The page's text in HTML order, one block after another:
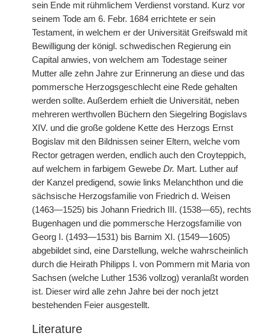
sein Ende mit rühmlichem Verdienst vorstand. Kurz vor
seinem Tode am 6. Febr. 1684 errichtete er sein
Testament, in welchem er der Universität Greifswald mit
Bewilligung der königl. schwedischen Regierung ein
Capital anwies, von welchem am Todestage seiner
Mutter alle zehn Jahre zur Erinnerung an diese und das
pommersche Herzogsgeschlecht eine Rede gehalten
werden sollte. Außerdem erhielt die Universität, neben
mehreren werthvollen Büchern den Siegelring Bogislavs
XIV. und die große goldene Kette des Herzogs Ernst
Bogislav mit den Bildnissen seiner Eltern, welche vom
Rector getragen werden, endlich auch den Croyteppich,
auf welchem in farbigem Gewebe Dr. Mart. Luther auf
der Kanzel predigend, sowie links Melanchthon und die
sächsische Herzogsfamilie von Friedrich d. Weisen
(1463—1525) bis Johann Friedrich III. (1538—65), rechts
Bugenhagen und die pommersche Herzogsfamilie von
Georg I. (1493—1531) bis Barnim XI. (1549—1605)
abgebildet sind, eine Darstellung, welche wahrscheinlich
durch die Heirath Philipps I. von Pommern mit Maria von
Sachsen (welche Luther 1536 vollzog) veranlaßt worden
ist. Dieser wird alle zehn Jahre bei der noch jetzt
bestehenden Feier ausgestellt.
Literature